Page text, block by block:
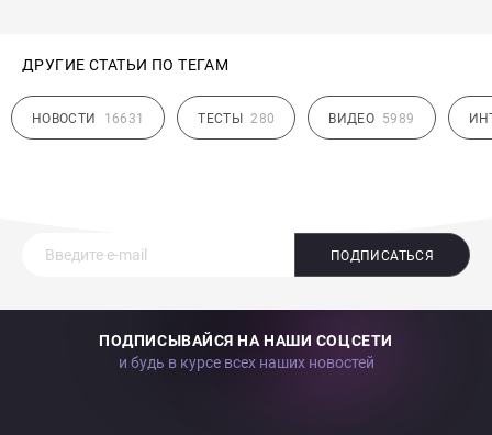
ДРУГИЕ СТАТЬИ ПО ТЕГАМ
НОВОСТИ 16631 ТЕСТЫ 280 ВИДЕО 5989
ПОДПИСАТЬСЯ
ПОДПИСЫВАЙСЯ НА НАШИ СОЦСЕТИ
и будь в курсе всех наших новостей